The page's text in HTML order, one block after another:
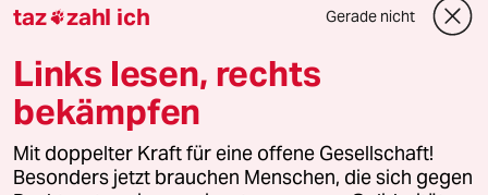
6 Wichtiges zum Weltkatzentag
7 Gründe, warum Katzen links sind
taz
taz zahl ich Gerade nicht
Links lesen, rechts
bekämpfen
Mit doppelter Kraft für eine offene Gesellschaft!
Besonders jetzt brauchen Menschen, die sich gegen